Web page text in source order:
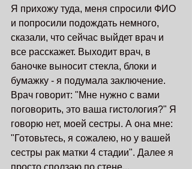
Я прихожу туда, меня спросили ФИО
и попросили подождать немного,
сказали, что сейчас выйдет врач и
все расскажет. Выходит врач, в
баночке выносит стекла, блоки и
бумажку - я подумала заключение.
Врач говорит: "Мне нужно с вами
поговорить, это ваша гистология?" Я
говорю нет, моей сестры. А она мне:
"Готовьтесь, я сожалею, но у вашей
сестры рак матки 4 стадии". Далее я
просто сползаю по стене...